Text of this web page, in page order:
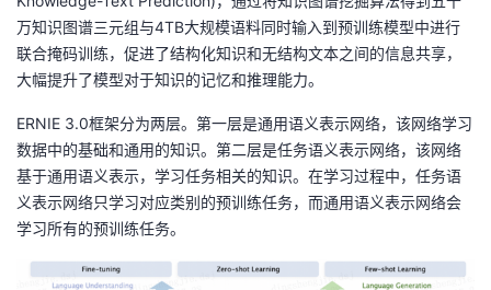
证
实
验
的
收
藏
持
建
议
万知识图谱三元组与4TB大规模语料同时输入到预训练模型中进行
联合掩码训练，促进了结构化知识和无结构文本之间的信息共享，
大幅提升了模型对于知识的记忆和推理能力。
ERNIE 3.0框架分为两层。第一层是通用语义表示网络，该网络学习
数据中的基础和通用的知识。第二层是任务语义表示网络，该网络
基于通用语义表示，学习任务相关的知识。在学习过程中，任务语
义表示网络只学习对应类别的预训练任务，而通用语义表示网络会
学习所有的预训练任务。